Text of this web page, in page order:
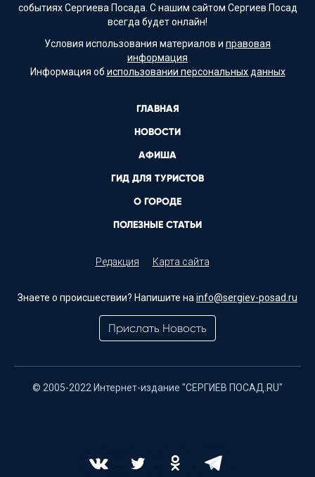
событиях Сергиева Посада. С нашим сайтом Сергиев Посад
всегда будет онлайн!
Условия использования материалов и правовая
информация
Информация об использовании персональных данных
ГЛАВНАЯ
НОВОСТИ
АФИША
ГИД ДЛЯ ТУРИСТОВ
О ГОРОДЕ
ПОЛЕЗНЫЕ СТАТЬИ
Редакция Карта сайта
Знаете о происшествии? Напишите на info@sergiev-posad.ru
Прислать Новость
© 2005-2022 Интернет-издание "СЕРГИЕВ ПОСАД.RU"